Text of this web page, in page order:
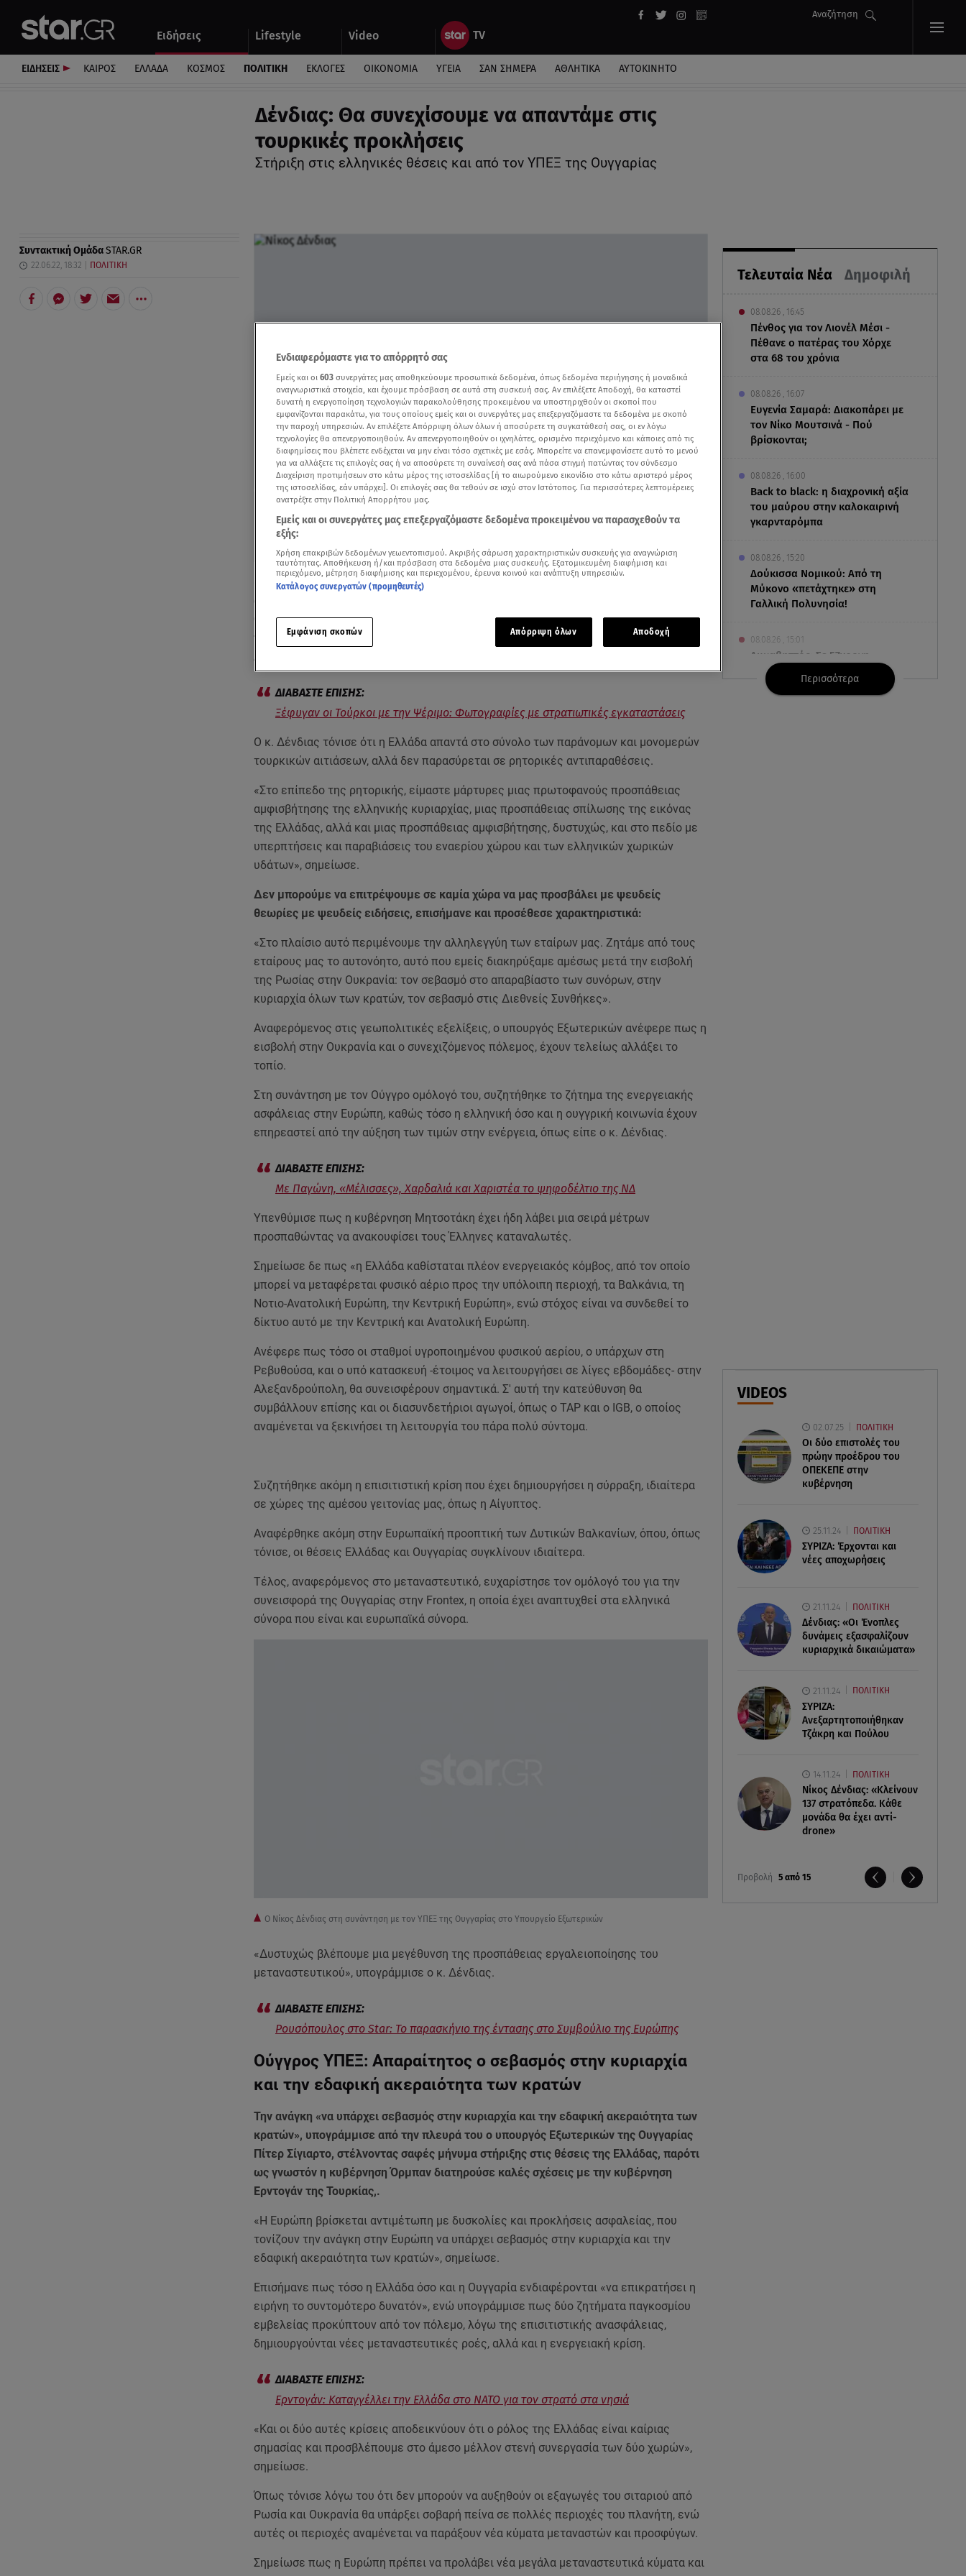
Ειδήσεις Lifestyle Video
Αναζήτηση
Αυτοκίνητο
ΕΙΔΗΣΕΙΣ ΚΑΙΡΟΣ ΕΛΛΑΔΑ ΚΟΣΜΟΣ ΠΟΛΙΤΙΚΗ ΕΚΛΟΓΕΣ ΟΙΚΟΝΟΜΙΑ ΥΓΕΙΑ ΣΑΝ ΣΗΜΕΡΑ ΑΘΛΗΤΙΚΑ ΑΥΤΟΚΙΝΗΤΟ
Δένδιας: Θα συνεχίσουμε να απαντάμε στις
τουρκικές προκλήσεις
Στήριξη στις ελληνικές θέσεις και από τον ΥΠΕΞ της Ουγγαρίας
Τελευταία Νέα Δημοφιλή
08.08.26 , 16:45
Πένθος για τον Λιονέλ Μέσι -
Πέθανε ο πατέρας του Χόρχε
στα 68 του χρόνια
08.08.26 , 16:07
Ευγενία Σαμαρά: Διακοπάρει με
τον Νίκο Μουτσινά - Πού
βρίσκονται;
08.08.26 , 16:00
Back to black: η διαχρονική αξία
του μαύρου στην καλοκαιρινή
γκαρνταρόμπα
08.08.26 , 15:20
Δούκισσα Νομικού: Από τη
Μύκονο «πετάχτηκε» στη
Γαλλική Πολυνησία!
08.08.26 , 15:01
Λυκαβηττός: Σε 57χρονη
γυναίκα ανήκει η σορός που
βρέθηκε σε σπηλιά
Flying Week 2026
08.08.26 , 12:42
Κρήτη: Η Αστυνομία διαψεύδει
την απόπειρα ασέλγειας σε
ανήλικη
Περισσότερα
VIDEOS
02.07.25 ΠΟΛΙΤΙΚΗ
Οι δύο επιστολές του
πρώην προέδρου του
ΟΠΕΚΕΠE στην
κυβέρνηση
25.11.24 ΠΟΛΙΤΙΚΗ
ΣΥΡΙΖΑ: Έρχονται και
νέες αποχωρήσεις
21.11.24 ΠΟΛΙΤΙΚΗ
Δένδιας: «Οι Ένοπλες
δυνάμεις εξασφαλίζουν
κυριαρχικά δικαιώματα»
21.11.24 ΠΟΛΙΤΙΚΗ
ΣΥΡΙΖΑ:
Ανεξαρτητοποιήθηκαν
Τζάκρη και Πούλου
14.11.24 ΠΟΛΙΤΙΚΗ
Νίκος Δένδιας: «Κλείνουν
137 στρατόπεδα. Kάθε
μονάδα θα έχει αντί-
drone»
Προβολή 5 από 15
Συντακτική ΟμάδαSTAR.GR
22.06.22, 18:32 ΠΟΛΙΤΙΚΗ
Δείτε περισσότερα άρθρα μας στα αποτελέσματα αναζήτησης
Θα συνεχίσουμε να απαντάμε στην τουρκική
προκλητικότητα ψύχραιμα και με
αποκλειστικό γνώμονα τον σεβασμό στο Διεθνές Δίκαιο και στο Δίκαιο της
Θάλασσας», τόνισε ο υπουργός Εξωτερικών
Νίκος Δένδιας, σε κοινές δηλώσεις με
τον Ούγγρο ομόλογό του Πίτερ Σίγιαρτο, ο οποίος πραγματοποιεί επίσκεψη στην
Αθήνα.Τ
Ξέφυγαν οι Τούρκοι με την Ψέριμο: Φωτογραφίες με στρατιωτικές εγκαταστάσεις
Ο κ. Δένδιας τόνισε ότι η Ελλάδα απαντά στο σύνολο των παράνομων και μονομερών
τουρκικών αιτιάσεων, αλλά δεν παρασύρεται σε ρητορικές αντιπαραθέσεις.
«Στο επίπεδο της ρητορικής, είμαστε μάρτυρες μιας πρωτοφανούς προσπάθειας
αμφισβήτησης της ελληνικής κυριαρχίας, μιας προσπάθειας σπίλωσης της εικόνας
της Ελλάδας, αλλά και μιας προσπάθειας αμφισβήτησης, δυστυχώς, και στο πεδίο με
υπερπτήσεις και παραβιάσεις του εναερίου χώρου και των ελληνικών χωρικών
υδάτων», σημείωσε.
Δεν μπορούμε να επιτρέψουμε σε καμία χώρα να μας προσβάλει με ψευδείς
θεωρίες με ψευδείς ειδήσεις, επισήμανε και προσέθεσε χαρακτηριστικά:
«Στο πλαίσιο αυτό περιμένουμε την αλληλεγγύη των εταίρων μας. Ζητάμε από τους
εταίρους μας το αυτονόητο, αυτό που εμείς διακηρύξαμε αμέσως μετά την εισβολή
της Ρωσίας στην Ουκρανία: τον σεβασμό στο απαραβίαστο των συνόρων, στην
κυριαρχία όλων των κρατών, τον σεβασμό στις Διεθνείς Συνθήκες».
Αναφερόμενος στις γεωπολιτικές εξελίξεις, ο υπουργός Εξωτερικών ανέφερε πως η
εισβολή στην Ουκρανία και ο συνεχιζόμενος πόλεμος, έχουν τελείως αλλάξει το
τοπίο.
Στη συνάντηση με τον Ούγγρο ομόλογό του, συζητήθηκε το ζήτημα της ενεργειακής
ασφάλειας στην Ευρώπη, καθώς τόσο η ελληνική όσο και η ουγγρική κοινωνία έχουν
επηρεαστεί από την αύξηση των τιμών στην ενέργεια, όπως είπε ο κ. Δένδιας.
Με Παγώνη, «Μέλισσες», Χαρδαλιά και Χαριστέα το ψηφοδέλτιο της ΝΔ
Υπενθύμισε πως η κυβέρνηση Μητσοτάκη έχει ήδη λάβει μια σειρά μέτρων
προσπαθώντας να ανακουφίσει τους Έλληνες καταναλωτές.
Σημείωσε δε πως «η Ελλάδα καθίσταται πλέον ενεργειακός κόμβος, από τον οποίο
μπορεί να μεταφέρεται φυσικό αέριο προς την υπόλοιπη περιοχή, τα Βαλκάνια, τη
Νοτιο-Ανατολική Ευρώπη, την Κεντρική Ευρώπη», ενώ στόχος είναι να συνδεθεί το
δίκτυο αυτό με την Κεντρική και Ανατολική Ευρώπη.
Ανέφερε πως τόσο οι σταθμοί υγροποιημένου φυσικού αερίου, ο υπάρχων στη
Ρεβυθούσα, και ο υπό κατασκευή -έτοιμος να λειτουργήσει σε λίγες εβδομάδες- στην
Αλεξανδρούπολη, θα συνεισφέρουν σημαντικά. Σ' αυτή την κατεύθυνση θα
συμβάλλουν επίσης και οι διασυνδετήριοι αγωγοί, όπως ο ΤΑΡ και ο IGB, o οποίος
αναμένεται να ξεκινήσει τη λειτουργία του πάρα πολύ σύντομα.
Συζητήθηκε ακόμη η επισιτιστική κρίση που έχει δημιουργήσει η σύρραξη, ιδιαίτερα
σε χώρες της αμέσου γειτονίας μας, όπως η Αίγυπτος.
Αναφέρθηκε ακόμη στην Ευρωπαϊκή προοπτική των Δυτικών Βαλκανίων, όπου, όπως
τόνισε, οι θέσεις Ελλάδας και Ουγγαρίας συγκλίνουν ιδιαίτερα.
Τέλος, αναφερόμενος στο μεταναστευτικό, ευχαρίστησε τον ομόλογό του για την
συνεισφορά της Ουγγαρίας στην Frontex, η οποία έχει αναπτυχθεί στα ελληνικά
σύνορα που είναι και ευρωπαϊκά σύνορα.
Ο Νίκος Δένδιας στη συνάντηση με τον ΥΠΕΞ της Ουγγαρίας στο Υπουργείο Εξωτερικών
«Δυστυχώς βλέπουμε μια μεγέθυνση της προσπάθειας εργαλειοποίησης του
μεταναστευτικού», υπογράμμισε ο κ. Δένδιας.
Ρουσόπουλος στο Star: Το παρασκήνιο της έντασης στο Συμβούλιο της Ευρώπης
Ούγγρος ΥΠΕΞ: Απαραίτητος ο σεβασμός στην κυριαρχία
και την εδαφική ακεραιότητα των κρατών
Την ανάγκη «να υπάρχει σεβασμός στην κυριαρχία και την εδαφική ακεραιότητα των
κρατών», υπογράμμισε από την πλευρά του ο υπουργός Εξωτερικών της Ουγγαρίας
Πίτερ Σίγιαρτο, στέλνοντας σαφές μήνυμα στήριξης στις θέσεις της Ελλάδας, παρότι
ως γνωστόν η κυβέρνηση Όρμπαν διατηρούσε καλές σχέσεις με την κυβέρνηση
Ερντογάν της Τουρκίας,.
«Η Ευρώπη βρίσκεται αντιμέτωπη με δυσκολίες και προκλήσεις ασφαλείας, που
τονίζουν την ανάγκη στην Ευρώπη να υπάρχει σεβασμός στην κυριαρχία και την
εδαφική ακεραιότητα των κρατών», σημείωσε.
Επισήμανε πως τόσο η Ελλάδα όσο και η Ουγγαρία ενδιαφέρονται «να επικρατήσει η
ειρήνη το συντομότερο δυνατόν», ενώ υπογράμμισε πως δύο ζητήματα παγκοσμίου
εμβελείας προκύπτουν από τον πόλεμο, λόγω της επισιτιστικής ανασφάλειας,
δημιουργούνται νέες μεταναστευτικές ροές, αλλά και η ενεργειακή κρίση.
Ερντογάν: Καταγγέλλει την Ελλάδα στο ΝΑΤΟ για τον στρατό στα νησιά
«Και οι δύο αυτές κρίσεις αποδεικνύουν ότι ο ρόλος της Ελλάδας είναι καίριας
σημασίας και προσβλέπουμε στο άμεσο μέλλον στενή συνεργασία των δύο χωρών»,
σημείωσε.
Όπως τόνισε λόγω του ότι δεν μπορούν να αυξηθούν οι εξαγωγές του σιταριού από
Ρωσία και Ουκρανία θα υπάρξει σοβαρή πείνα σε πολλές περιοχές του πλανήτη, ενώ
αυτές οι περιοχές αναμένεται να παράξουν νέα κύματα μεταναστών και προσφύγων.
Σημείωσε πως η Ευρώπη πρέπει να προλάβει νέα μεγάλα μεταναστευτικά κύματα και
Ενδιαφερόμαστε για το απόρρητό σας
Εμείς και οι 603 συνεργάτες μας αποθηκεύουμε προσωπικά δεδομένα, όπως δεδομένα περιήγησης ή μοναδικά
αναγνωριστικά στοιχεία, και έχουμε πρόσβαση σε αυτά στη συσκευή σας. Αν επιλέξετε Αποδοχή, θα καταστεί
δυνατή η ενεργοποίηση τεχνολογιών παρακολούθησης προκειμένου να υποστηριχθούν οι σκοποί που
εμφανίζονται παρακάτω, για τους οποίους εμείς και οι συνεργάτες μας επεξεργαζόμαστε τα δεδομένα με σκοπό
την παροχή υπηρεσιών. Αν επιλέξετε Απόρριψη όλων όλων ή αποσύρετε τη συγκατάθεσή σας, οι εν λόγω
τεχνολογίες θα απενεργοποιηθούν. Αν απενεργοποιηθούν οι ιχνηλάτες, ορισμένο περιεχόμενο και κάποιες από τις
διαφημίσεις που βλέπετε ενδέχεται να μην είναι τόσο σχετικές με εσάς. Μπορείτε να επανεμφανίσετε αυτό το μενού
για να αλλάξετε τις επιλογές σας ή να αποσύρετε τη συναίνεσή σας ανά πάσα στιγμή πατώντας τον σύνδεσμο
Διαχείριση προτιμήσεων στο κάτω μέρος της ιστοσελίδας [ή το αιωρούμενο εικονίδιο στο κάτω αριστερό μέρος
της ιστοσελίδας, εάν υπάρχει]. Οι επιλογές σας θα τεθούν σε ισχύ στον Ιστότοπος. Για περισσότερες λεπτομέρειες
ανατρέξτε στην Πολιτική Απορρήτου μας.
Εμείς και οι συνεργάτες μας επεξεργαζόμαστε δεδομένα προκειμένου να παρασχεθούν τα
εξής:
Χρήση επακριβών δεδομένων γεωεντοπισμού. Ακριβής σάρωση χαρακτηριστικών συσκευής για αναγνώριση
ταυτότητας. Αποθήκευση ή/και πρόσβαση στα δεδομένα μιας συσκευής. Εξατομικευμένη διαφήμιση και
περιεχόμενο, μέτρηση διαφήμισης και περιεχομένου, έρευνα κοινού και ανάπτυξη υπηρεσιών.
Κατάλογος συνεργατών (προμηθευτές)
Εμφάνιση σκοπών Απόρριψη όλων Αποδοχή